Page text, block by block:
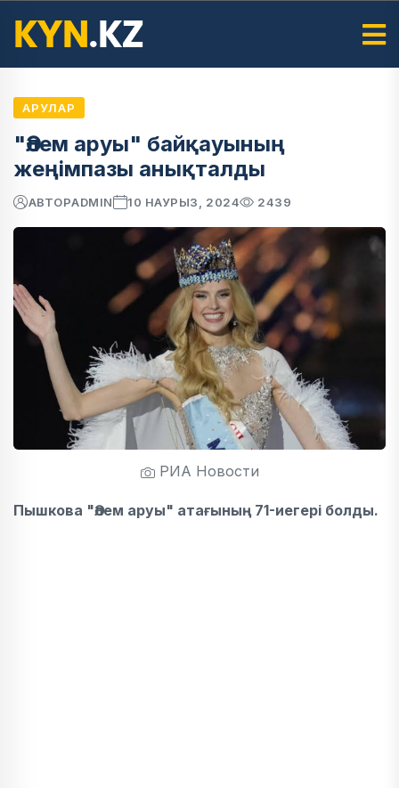
АРУЛАР
"Әлем аруы" байқауының
жеңімпазы анықталды
АВТОРADMIN 10 НАУРЫЗ, 2024 2439
РИА Новости
Пышкова "Әлем аруы" атағының 71-иегері болды.